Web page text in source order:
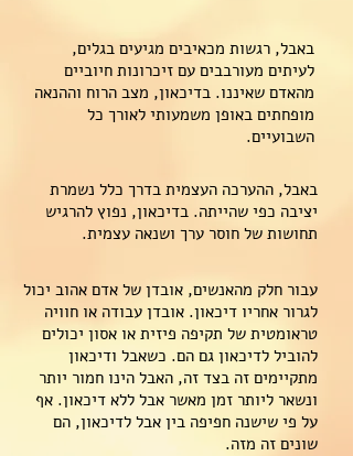
באבל, רגשות מכאיבים מגיעים בגלים,
לעיתים מעורבבים עם זיכרונות חיוביים
מהאדם שאיננו. בדיכאון, מצב הרוח וההנאה
מופחתים באופן משמעותי לאורך כל
השבועיים.
באבל, ההערכה העצמית בדרך כלל נשמרת
יציבה כפי שהייתה. בדיכאון, נפוץ להרגיש
תחושות של חוסר ערך ושנאה עצמית.
עבור חלק מהאנשים, אובדן של אדם אהוב יכול
לגרור אחריו דיכאון. אובדן עבודה או חוויה
טראומטית של תקיפה פיזית או אסון יכולים
להוביל לדיכאון גם הם. כשאבל ודיכאון
מתקיימים זה בצד זה, האבל הינו חמור יותר
ונשאר ליותר זמן מאשר אבל ללא דיכאון. אף
על פי שישנה חפיפה בין אבל לדיכאון, הם
שונים זה מזה.